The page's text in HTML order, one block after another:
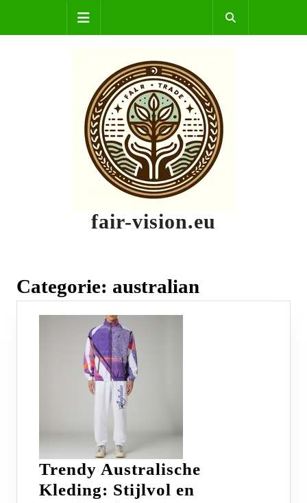
content
fair-vision.eu
Categorie: australian
Trendy Australische
Kleding: Stijlvol en